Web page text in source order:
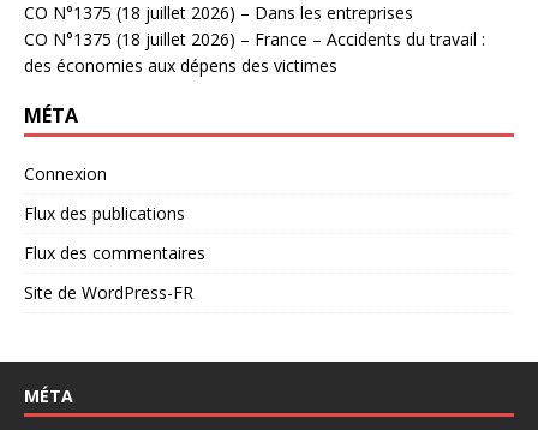
CO N°1375 (18 juillet 2026) – Dans les entreprises
CO N°1375 (18 juillet 2026) – France – Accidents du travail :
des économies aux dépens des victimes
MÉTA
Connexion
Flux des publications
Flux des commentaires
Site de WordPress-FR
MÉTA